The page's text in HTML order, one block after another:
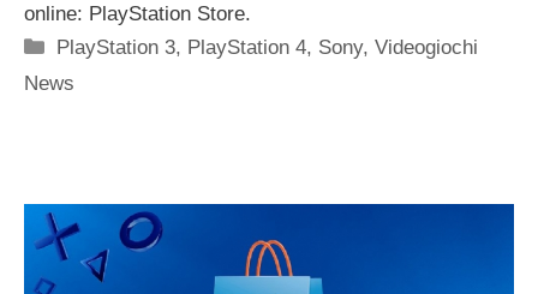
online: PlayStation Store.
Categorie
PlayStation 3, PlayStation 4, Sony,Videogiochi
News